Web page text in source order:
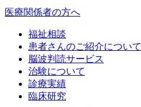
医療関係者の方へ
福祉相談
患者さんのご紹介について
脳波判読サービス
治験について
診療実績
臨床研究